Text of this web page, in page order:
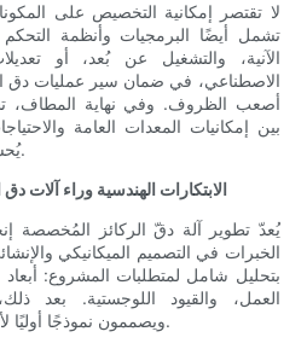
لا تقتصر إمكانية التخصيص على
تشمل أيضًا البرمجيات وأنظمة
الآنية، والتشغيل عن بُعد، أو
الاصطناعي، في ضمان سير عمليات دق
أصعب الظروف. وفي نهاية المطاف،
بين إمكانيات المعدات العامة
يُحسّن النتائج ويحمي الاستثمارات.
الابتكارات الهندسية وراء
يُعدّ تطوير آلة دقّ الركائز المُخصصة
الخبرات في التصميم الميكانيكي
بتحليل شامل لمتطلبات المشروع: أبعاد
العمل، والقيود اللوجستية. بعد
ويصممون نموذجًا أوليًا لأفضل تصميم يلبي هذه المعايير.